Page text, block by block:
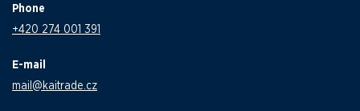
Phone
+420 274 001 391
E-mail
mail@kaitrade.cz